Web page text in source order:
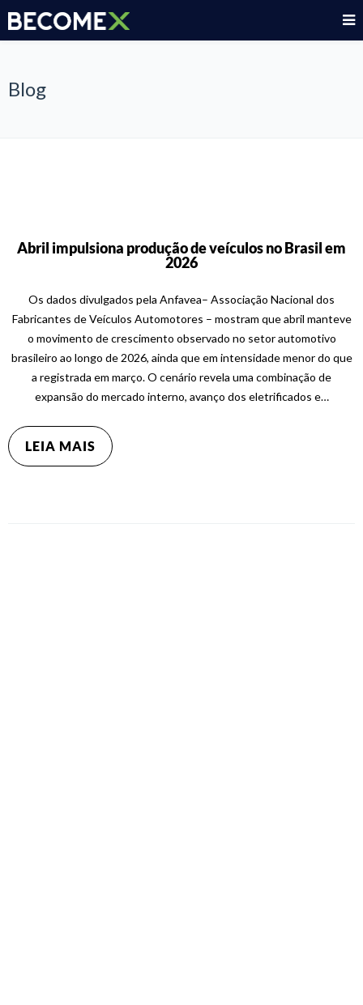
Blog
Abril impulsiona produção de veículos no Brasil em
2026
Os dados divulgados pela Anfavea– Associação Nacional dos
Fabricantes de Veículos Automotores – mostram que abril manteve
o movimento de crescimento observado no setor automotivo
brasileiro ao longo de 2026, ainda que em intensidade menor do que
a registrada em março. O cenário revela uma combinação de
expansão do mercado interno, avanço dos eletrificados e…
LEIA MAIS